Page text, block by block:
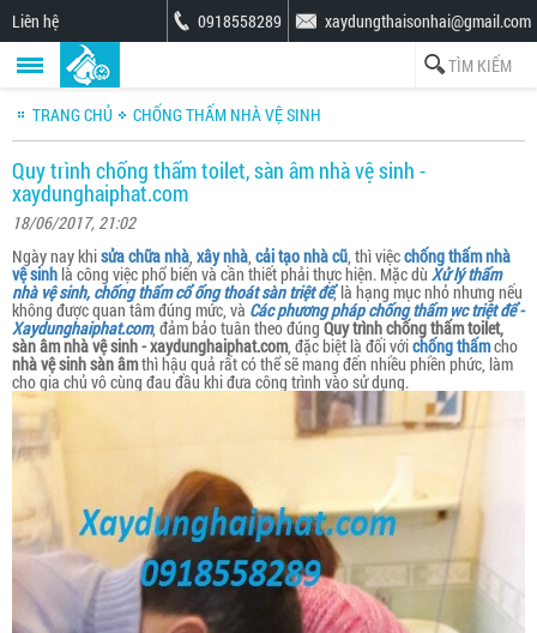
Liên hệ xaydungthaisonhai@gmail.com
0918558289
TRANG CHỦ CHỐNG THẤM NHÀ VỆ SINH
Quy trình chống thấm toilet, sàn âm nhà vệ sinh -
xaydunghaiphat.com
18/06/2017, 21:02
Ngày nay khisửa chữa nhà, xây nhà, cải tạo nhà cũ, thì việcchống thấm nhà
vệ sinh là công việc phổ biến và cần thiết phải thực hiện. Mặc dù Xử lý thấm
nhà vệ sinh, chống thấm cổ ống thoát sàn triệt để, là hạng mục nhỏ nhưng nếu
không được quan tâm đúng mức, và Các phương pháp chống thấm wc triệt để -
Xaydunghaiphat.com, đảm bảo tuân theo đúngQuy trình chống thấm toilet,
sàn âm nhà vệ sinh - xaydunghaiphat.com, đặc biệt là đối vớichống thấmcho
nhà vệ sinh sàn âmthì hậu quả rất có thể sẽ mang đến nhiều phiền phức, làm
cho gia chủ vô cùng đau đầu khi đưa công trình vào sử dụng.